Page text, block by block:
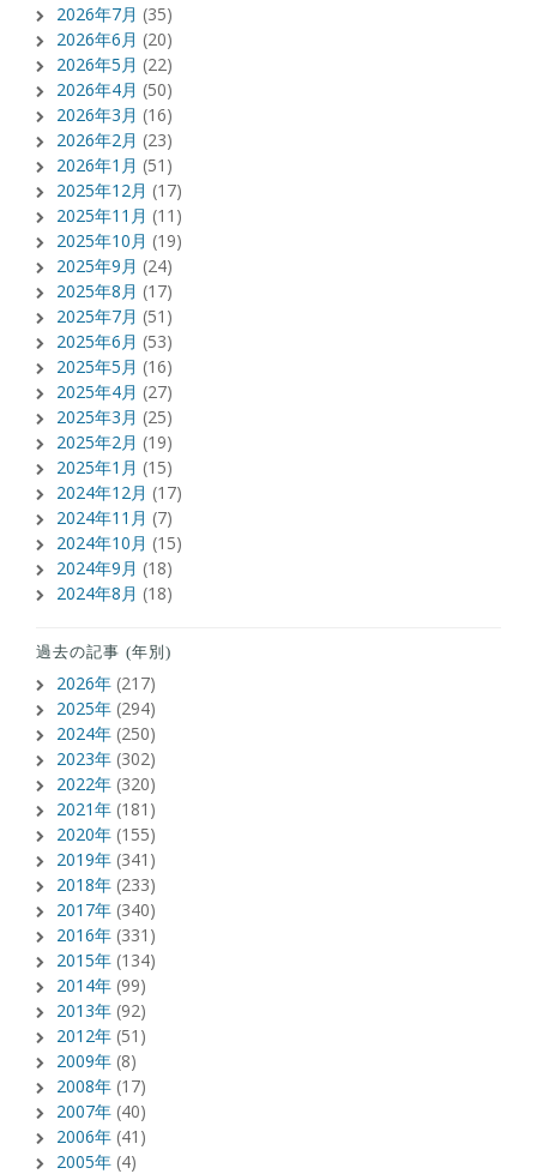
2026年7月 (35)
2026年6月 (20)
2026年5月 (22)
2026年4月 (50)
2026年3月 (16)
2026年2月 (23)
2026年1月 (51)
2025年12月 (17)
2025年11月 (11)
2025年10月 (19)
2025年9月 (24)
2025年8月 (17)
2025年7月 (51)
2025年6月 (53)
2025年5月 (16)
2025年4月 (27)
2025年3月 (25)
2025年2月 (19)
2025年1月 (15)
2024年12月 (17)
2024年11月 (7)
2024年10月 (15)
2024年9月 (18)
2024年8月 (18)
過去の記事 (年別)
2026年 (217)
2025年 (294)
2024年 (250)
2023年 (302)
2022年 (320)
2021年 (181)
2020年 (155)
2019年 (341)
2018年 (233)
2017年 (340)
2016年 (331)
2015年 (134)
2014年 (99)
2013年 (92)
2012年 (51)
2009年 (8)
2008年 (17)
2007年 (40)
2006年 (41)
2005年 (4)